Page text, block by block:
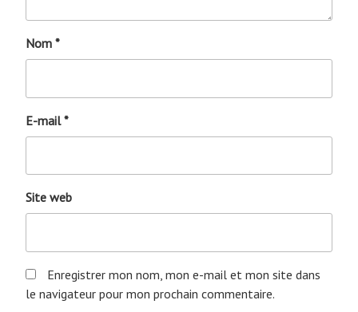
Nom *
E-mail*
Site web
Enregistrer mon nom, mon e-mail et mon site dans
le navigateur pour mon prochain commentaire.